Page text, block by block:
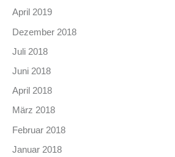
April 2019
Dezember 2018
Juli 2018
Juni 2018
April 2018
März 2018
Februar 2018
Januar 2018